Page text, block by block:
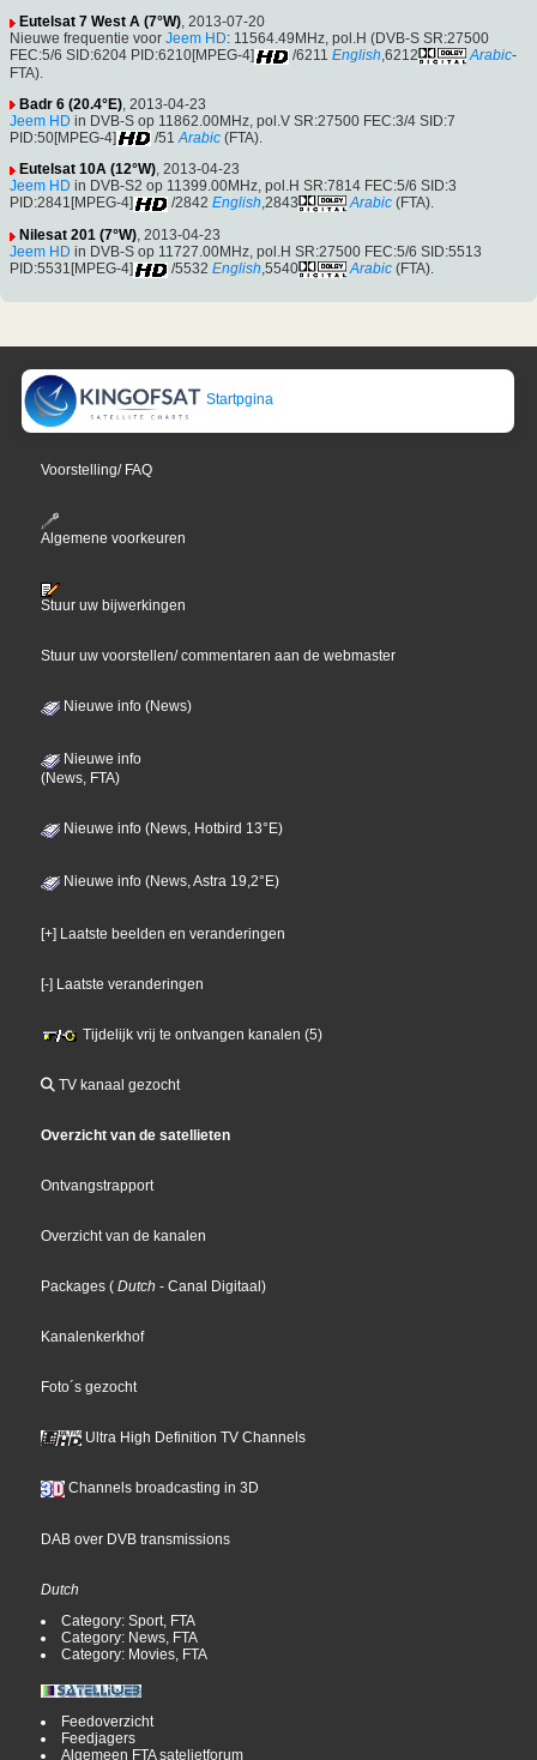
Eutelsat 7 West A (7°W), 2013-07-20
Nieuwe frequentie voor Jeem HD: 11564.49MHz, pol.H (DVB-S SR:27500
FEC:5/6 SID:6204 PID:6210[MPEG-4]
/6211 English,6212 Arabic-
FTA).
Badr 6 (20.4°E), 2013-04-23
Jeem HD in DVB-S op 11862.00MHz, pol.V SR:27500 FEC:3/4 SID:7
PID:50[MPEG-4]
/51 Arabic (FTA).
Eutelsat 10A (12°W), 2013-04-23
Jeem HD in DVB-S2 op 11399.00MHz, pol.H SR:7814 FEC:5/6 SID:3
PID:2841[MPEG-4]
/2842 English,2843 Arabic (FTA).
Nilesat 201 (7°W), 2013-04-23
Jeem HD in DVB-S op 11727.00MHz, pol.H SR:27500 FEC:5/6 SID:5513
PID:5531[MPEG-4]
/5532 English,5540 Arabic (FTA).
Startpgina
Voorstelling/ FAQ
Algemene voorkeuren
Stuur uw bijwerkingen
Stuur uw voorstellen/ commentaren aan de webmaster
Nieuwe info (News)
Nieuwe info
(News, FTA)
Nieuwe info (News, Hotbird 13°E)
Nieuwe info (News, Astra 19,2°E)
[+] Laatste beelden en veranderingen
[-] Laatste veranderingen
Tijdelijk vrij te ontvangen kanalen (5)
TV kanaal gezocht
Overzicht van de satellieten
Ontvangstrapport
Overzicht van de kanalen
Packages ( Dutch - Canal Digitaal)
Kanalenkerkhof
Foto´s gezocht
Ultra High Definition TV Channels
Channels broadcasting in 3D
DAB over DVB transmissions
Dutch
Category: Sport, FTA
Category: News, FTA
Category: Movies, FTA
Feedoverzicht
Feedjagers
Algemeen FTA satelietforum